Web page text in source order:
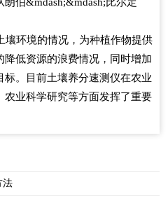
壤环境的情况，为种植作物提供
低资源的浪费情况，同时增加
。目前土壤养分速测仪在农业
业科学研究等方面发挥了重要
法